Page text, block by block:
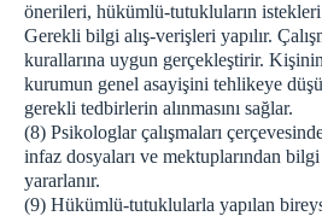
önerileri, hükümlü-tutukluların
Gerekli bilgi alış-verişleri yapılır.
kurallarına uygun gerçekleştirir.
kurumun genel asayişini tehlikeye
gerekli tedbirlerin alınmasını sağlar.
(8) Psikologlar çalışmaları
infaz dosyaları ve mektuplarından
yararlanır.
(9) Hükümlü-tutuklularla yapılan